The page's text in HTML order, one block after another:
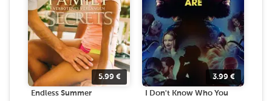
5.99 €
Endless Summer
3.99 €
I Don't Know Who You